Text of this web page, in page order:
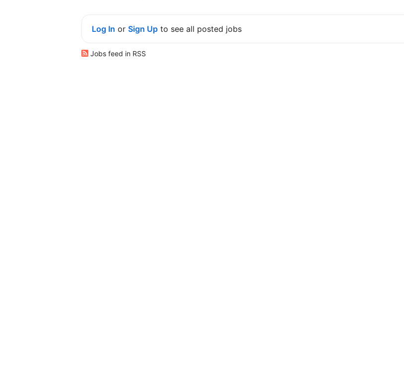
Log In or Sign Up to see all posted jobs
Jobs feed in RSS